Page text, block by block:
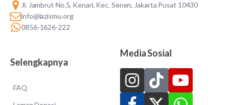
Jl. Jambrut No.5, Kenari, Kec. Senen, Jakarta Pusat 10430
info@lazismu.org
0856-1626-222
Selengkapnya
FAQ
Media Sosial